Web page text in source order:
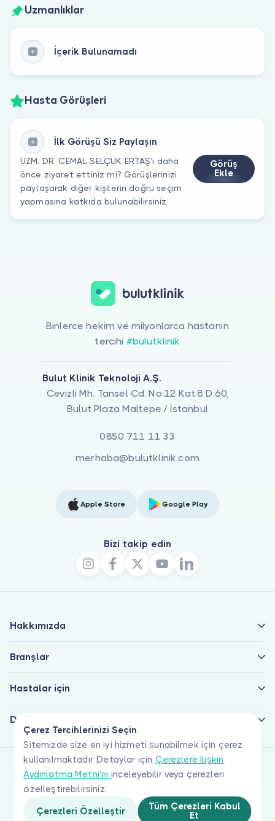
Uzmanlıklar
İçerik Bulunamadı
Hasta Görüşleri
İlk Görüşü Siz Paylaşın
UZM. DR. CEMAL SELÇUK ERTAŞ’ı daha
önce ziyaret ettiniz mi? Görüşlerinizi
paylaşarak diğer kişilerin doğru seçim
yapmasına katkıda bulunabilirsiniz.
Görüş
Ekle
Çerez Tercihlerinizi Seçin
Sitemizde size en iyi hizmeti sunabilmek için çerez
kullanılmaktadır. Detaylar için Çerezlere İlişkin
Aydınlatma Metni'ni inceleyebilir veya çerezleri
özelleştirebilirsiniz.
Çerezleri Özelleştir
Tüm Çerezleri Kabul
Et
Binlerce hekim ve milyonlarca hastanın
tercihi #bulutklinik
Bulut Klinik Teknoloji A.Ş.
Cevizli Mh. Tansel Cd. No:12 Kat:8 D:60,
Bulut Plaza Maltepe / İstanbul
0850 711 11 33
merhaba@bulutklinik.com
Apple Store Google Play
Bizi takip edin
Hakkımızda
Branşlar
Hastalar için
Doktorlar için